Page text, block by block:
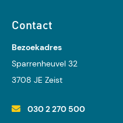
Contact
Bezoekadres
Sparrenheuvel 32
3708 JE Zeist
030 2 270 500